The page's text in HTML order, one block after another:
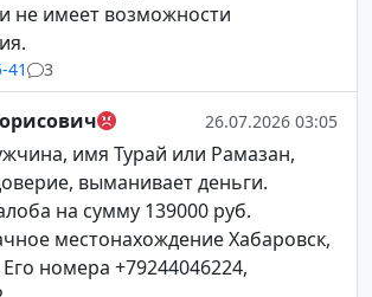
не имеет возможности
41 3
26.07.2026 03:05
имя Турай или Рамазан,
выманивает деньги.
на сумму 139000 руб.
местонахождение Хабаровск,
номера +79244046224,